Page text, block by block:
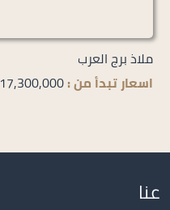
ملاذ برج العرب
اسعار تبدأ من :17,300,000 جنية
عنا